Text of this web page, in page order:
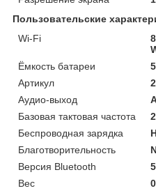
Пользовательские
Wi-Fi
Ёмкость батареи
Артикул
Аудио-выход
Базовая тактовая частота
Беспроводная зарядка
Благотворительность
Версия Bluetooth
Вес